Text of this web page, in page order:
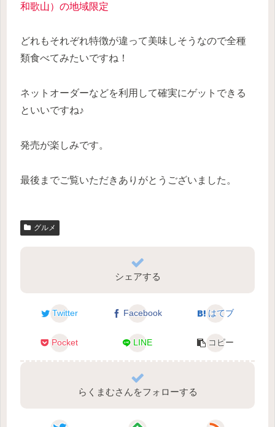
和歌山）の地域限定
どれもそれぞれ特徴が違って美味しそうなので全種
類食べてみたいですね！
ネットオーダーなどを利用して確実にゲットできる
といいですね♪
発売が楽しみです。
最後までご覧いただきありがとうございました。
グルメ
シェアする
Twitter Facebook はてブ
Pocket LINE コピー
らくまむさんをフォローする